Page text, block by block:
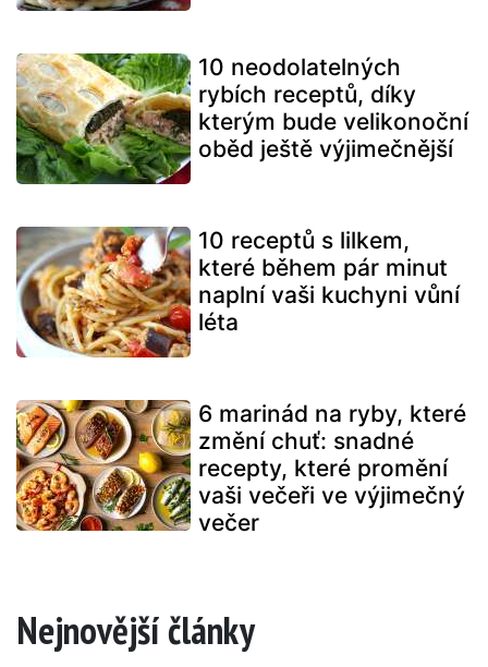
10 neodolatelných
rybích receptů, díky
kterým bude velikonoční
oběd ještě výjimečnější
10 receptů s lilkem,
které během pár minut
naplní vaši kuchyni vůní
léta
6 marinád na ryby, které
změní chuť: snadné
recepty, které promění
vaši večeři ve výjimečný
večer
Nejnovější články